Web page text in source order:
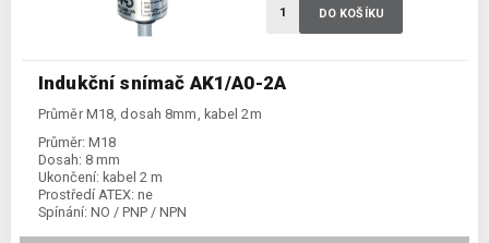
Indukční snímač AK1/A0-2A
Průměr M18, dosah 8mm, kabel 2m
Průměr: M18
Dosah: 8 mm
Ukončení: kabel 2 m
Prostředí ATEX: ne
Spínání: NO / PNP / NPN
DO KOŠÍKU